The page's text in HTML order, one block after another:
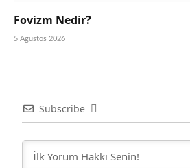
Fovizm Nedir?
5 Ağustos 2026
Subscribe